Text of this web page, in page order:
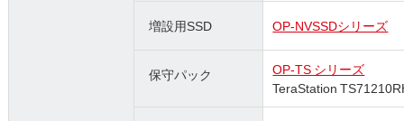
増設用SSD OP-NVSSDシリーズ
保守パック
OP-TS シリーズ
TeraStation